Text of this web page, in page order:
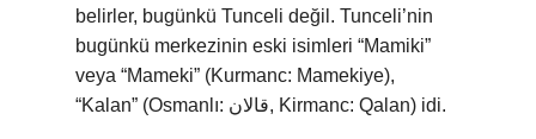
belirler, bugünkü Tunceli değil. Tunceli’nin
bugünkü merkezinin eski isimleri “Mamiki”
veya “Mameki” (Kurmanc: Mamekiye),
“Kalan” (Osmanlı: قالان, Kirmanc: Qalan) idi.